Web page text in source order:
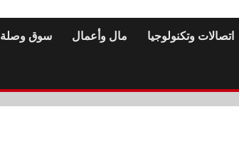
اتصالات وتكنولوجيا مال وأعمال سوق وصلة